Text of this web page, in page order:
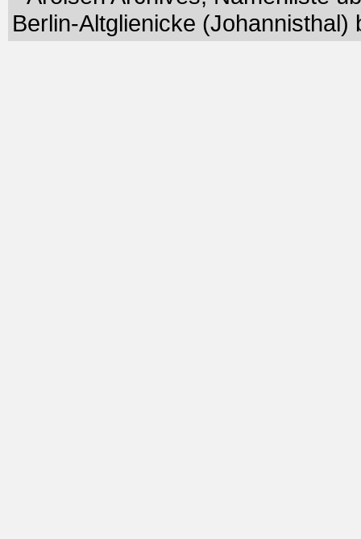
Berlin-Altglienicke